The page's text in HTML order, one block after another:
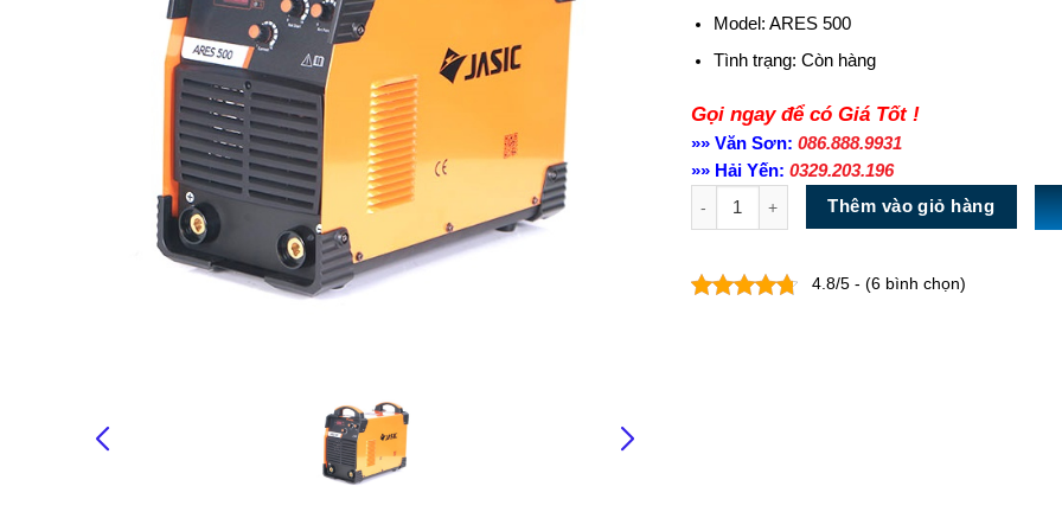
Model: ARES 500
Tình trạng:Còn hàng
Gọi ngay để có Giá Tốt !
»» Văn Sơn: 086.888.9931
»» Hải Yến: 0329.203.196
Số lượng
Thêm vào giỏ hàng
4.8/5 - (6 bình chọn)